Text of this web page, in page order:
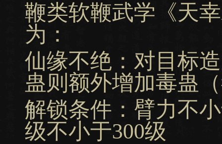
鞭类软鞭武学《天
为：
仙缘不绝：对目标
蛊则额外增加毒蛊
解锁条件：臂力不
级不小于300级